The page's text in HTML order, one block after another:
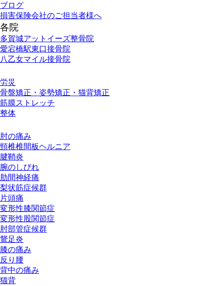
ブログ
損害保険会社のご担当者様へ
各院
多賀城アットイーズ整骨院
愛宕橋駅東口接骨院
八乙女マイル接骨院
労災
骨盤矯正・姿勢矯正・猫背矯正
筋膜ストレッチ
整体
肘の痛み
頸椎椎間板ヘルニア
腱鞘炎
腕のしびれ
肋間神経痛
梨状筋症候群
片頭痛
変形性膝関節症
変形性股関節症
肘部管症候群
鵞足炎
膝の痛み
反り腰
背中の痛み
猫背